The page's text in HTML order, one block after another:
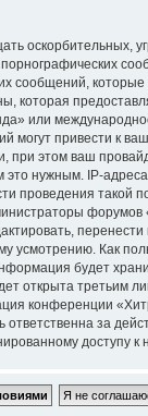
оскорбительных,
сообщений, которые
которая
или
могут привести к
при этом ваш
это нужным. IP-
проведения такой
форумов
усмотрению. Как
будет
открыта третьим
конференции
за
доступу к